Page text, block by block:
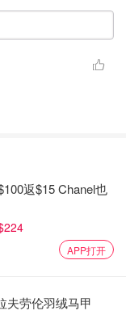
返$15 Chanel也
APP打开
夫劳伦羽绒马甲